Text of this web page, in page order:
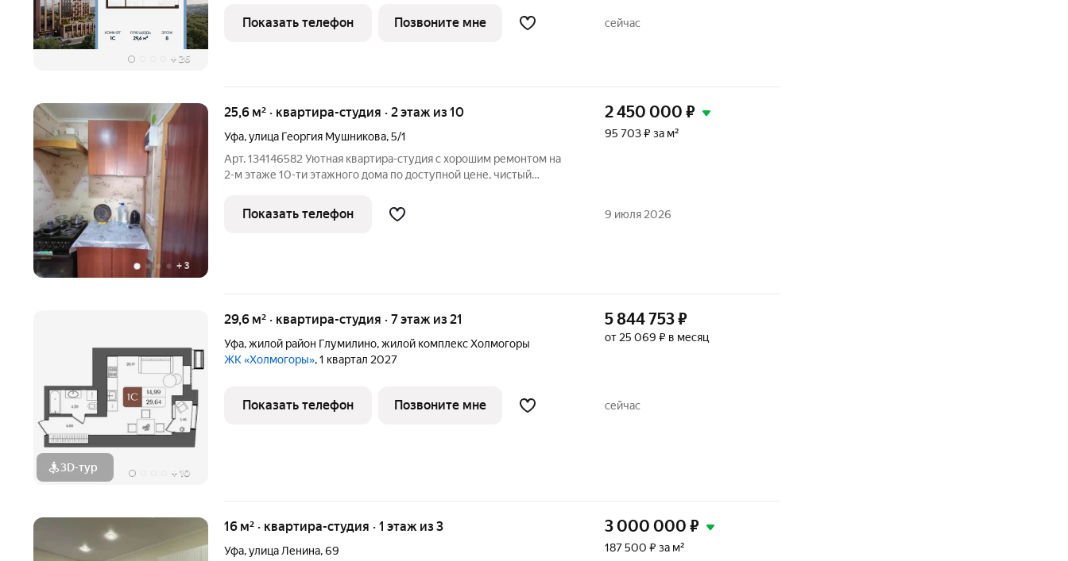
+ 26
эргономичные решения для всей семьи: Зона спальни 16,84 м Зона
кухни 5,07 м Прихожая
Показать телефон Позвоните мне сейчас
+ 3
25,6 м² · квартира-студия · 2 этаж из 10
Уфа,улица Георгия Мушникова,5/1
Арт. 134146582 Уютная квартира-студия с хорошим ремонтом на
2-м этаже 10-ти этажного дома по доступной цене, чистый
достаточно мест для парковки Развивающийся микрорайон
Инорс, Центр
2 450 000 ₽
95 703 ₽ за м²
Показать телефон 9 июля 2026
3D-тур + 10
29,6 м² · квартира-студия · 7 этаж из 21
Уфа,жилой район Глумилино,жилой комплекс Холмогоры
ЖК «Холмогоры», 1 квартал 2027
5 844 753₽
от 25 069 ₽ в месяц
Показать телефон Позвоните мне сейчас
16 м² · квартира-студия · 1 этаж из 3
Уфа,улица Ленина,69
3 000 000 ₽
187 500 ₽ за м²